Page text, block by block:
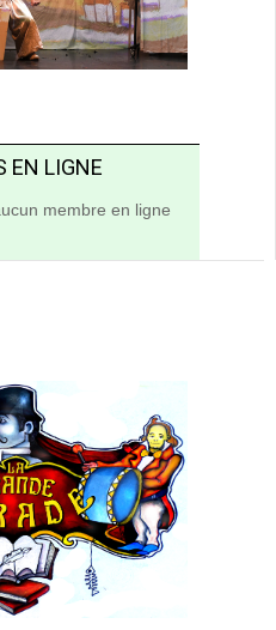
EN LIGNE
membre en ligne